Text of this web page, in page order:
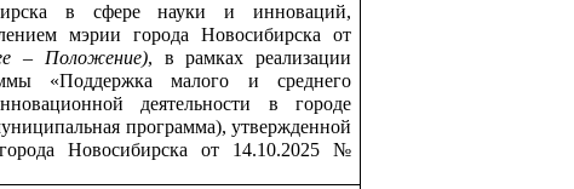
в сфере науки и инноваций,
мэрии города Новосибирска от
– Положение), в рамках реализации
«Поддержка малого и среднего
деятельности в городе
программа), утвержденной
Новосибирска от 14.10.2025 №